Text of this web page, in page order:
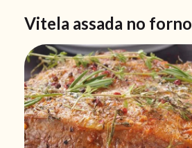
Vitela assada no forno